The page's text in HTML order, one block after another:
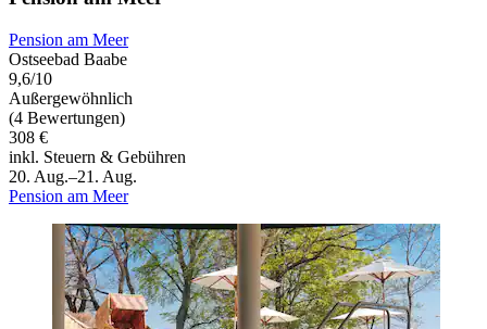
Pension am Meer
Ostseebad Baabe
9,6/10
Außergewöhnlich
(4 Bewertungen)
308 €
inkl. Steuern & Gebühren
20. Aug.–21. Aug.
Pension am Meer